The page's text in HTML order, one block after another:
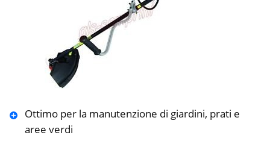
Ottimo per la manutenzione di giardini, prati e
aree verdi